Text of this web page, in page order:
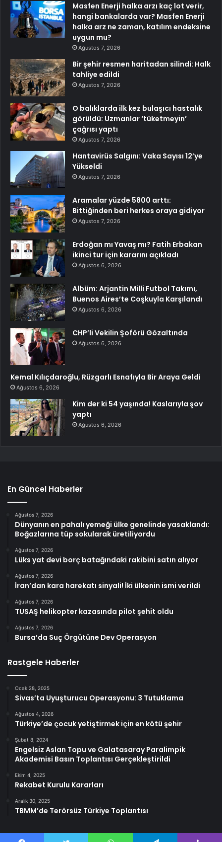
Masfen Enerji halka arzı kaç lot verir,
hangi bankalarda var? Masfen Enerji
halka arz ne zaman, katılım endeksine
uygun mu?
Ağustos 7, 2026
Bir şehir resmen haritadan silindi: Halk
tahliye edildi
Ağustos 7, 2026
O balıklarda ilk kez bulaşıcı hastalık
görüldü: Uzmanlar ‘tüketmeyin’
çağrısı yaptı
Ağustos 7, 2026
Hantavirüs Salgını: Vaka Sayısı 12’ye
Yükseldi
Ağustos 7, 2026
Aramalar yüzde 5800 arttı:
Bittiğinden beri herkes oraya gidiyor
Ağustos 7, 2026
Erdoğan mı Yavaş mı? Fatih Erbakan
ikinci tur için kararını açıkladı
Ağustos 6, 2026
Albüm: Arjantin Milli Futbol Takımı,
Buenos Aires’te Coşkuyla Karşılandı
Ağustos 6, 2026
CHP’li Vekilin Şoförü Gözaltında
Ağustos 6, 2026
Kemal Kılıçdaroğlu, Rüzgarlı Esnafıyla Bir Araya Geldi
Ağustos 6, 2026
Kim der ki 54 yaşında! Kaslarıyla şov
yaptı
Ağustos 6, 2026
En Güncel Haberler
Ağustos 7, 2026
Dünyanın en pahalı yemeği ülke genelinde yasaklandı:
Boğazlarına tüp sokularak üretiliyordu
Ağustos 7, 2026
Lüks yat devi borç batağındaki rakibini satın alıyor
Ağustos 7, 2026
İran’dan kara harekatı sinyali! İki ülkenin ismi verildi
Ağustos 7, 2026
TUSAŞ helikopter kazasında pilot şehit oldu
Ağustos 7, 2026
Bursa’da Suç Örgütüne Dev Operasyon
Rastgele Haberler
Ocak 28, 2025
Sivas’ta Uyuşturucu Operasyonu: 3 Tutuklama
Ağustos 4, 2026
Türkiye’de çocuk yetiştirmek için en kötü şehir
Şubat 8, 2024
Engelsiz Aslan Topu ve Galatasaray Paralimpik
Akademisi Basın Toplantısı Gerçekleştirildi
Ekim 4, 2025
Rekabet Kurulu Kararları
Aralık 30, 2025
TBMM’de Terörsüz Türkiye Toplantısı